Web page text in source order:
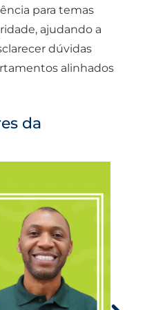
para temas
ajudando a
dúvidas
alinhados
da